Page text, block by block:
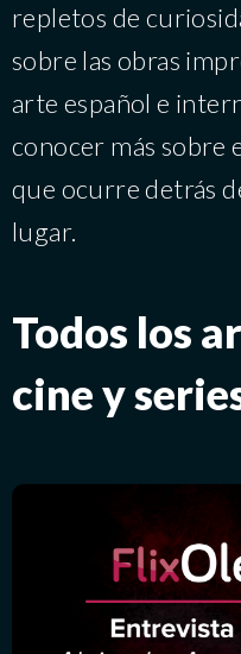
repletos de
sobre las obras
arte español e
conocer más sobre
que ocurre detrás
lugar.
Todos los
cine y